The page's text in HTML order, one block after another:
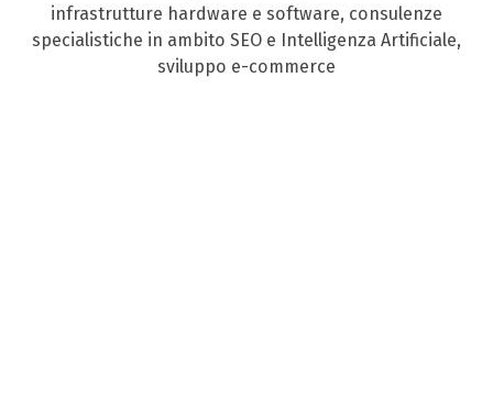
infrastrutture hardware e software, consulenze
specialistiche in ambito SEO e Intelligenza Artificiale,
sviluppo e-commerce